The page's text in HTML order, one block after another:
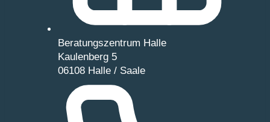
Beratungszentrum Halle
Kaulenberg 5
06108 Halle / Saale